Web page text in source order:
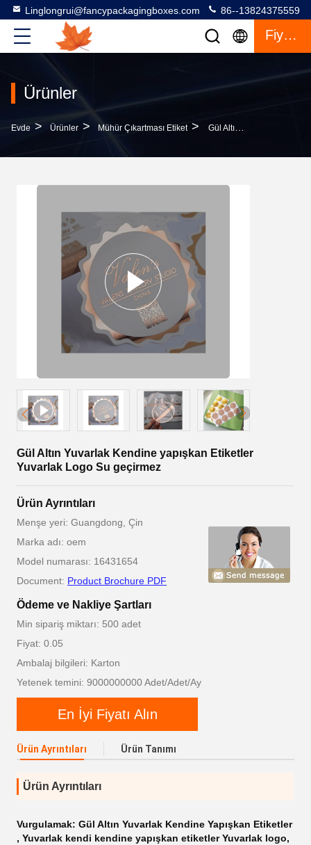
Linglongrui@fancypackagingboxes.com 86--13824375559
Fiyat Teklifi
Ürünler
Evde > Ürünler > Mühür Çıkartması Etiket > Gül Altın Yuvarlak Kendine Yapışkan Etiketler Yuvarlak Logo Su Geçirmez
Gül Altın Yuvarlak Kendine yapışkan Etiketler
Yuvarlak Logo Su geçirmez
Ürün Ayrıntıları
Menşe yeri: Guangdong, Çin
Marka adı: oem
Model numarası: 16431654
Document: Product Brochure PDF
Ödeme ve Nakliye Şartları
Min sipariş miktarı: 500 adet
Fiyat: 0.05
Ambalaj bilgileri: Karton
Yetenek temini: 9000000000 Adet/Adet/Ay
En İyi Fiyatı Alın
Ürün Ayrıntıları Ürün Tanımı
Ürün Ayrıntıları
Vurgulamak: Gül Altın Yuvarlak Kendine Yapışkan Etiketler
, Yuvarlak kendi kendine yapışkan etiketler Yuvarlak logo,